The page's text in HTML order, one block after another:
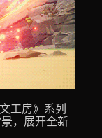
工房》系列
，展开全新